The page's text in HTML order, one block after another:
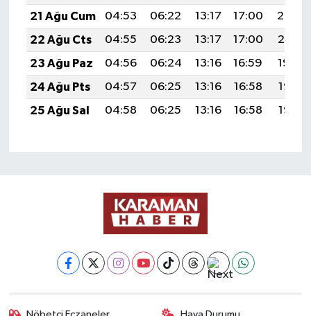
21 Ağu Cum
04:53 06:22 13:17 17:00
20:02
22 Ağu Cts
04:55 06:23 13:17 17:00
20:01
23 Ağu Paz
04:56 06:24 13:16 16:59
19:59
24 Ağu Pts
04:57 06:25 13:16 16:58
19:58
25 Ağu Sal
04:58 06:25 13:16 16:58 19:56